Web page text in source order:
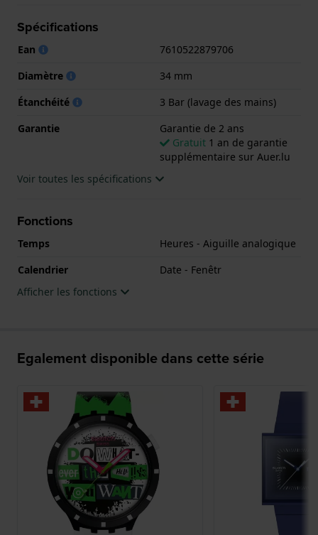
.
Spécifications
Ean
7610522879706
Diamètre
34 mm
Étanchéité
3 Bar (lavage des mains)
Garantie
Garantie de 2 ans
Gratuit 1 an de garantie
supplémentaire sur Auer.lu
Voir toutes les spécifications
Fonctions
Temps
Heures - Aiguille analogique
Calendrier
Date - Fenêtr
Afficher les fonctions
Egalement disponible dans cette série